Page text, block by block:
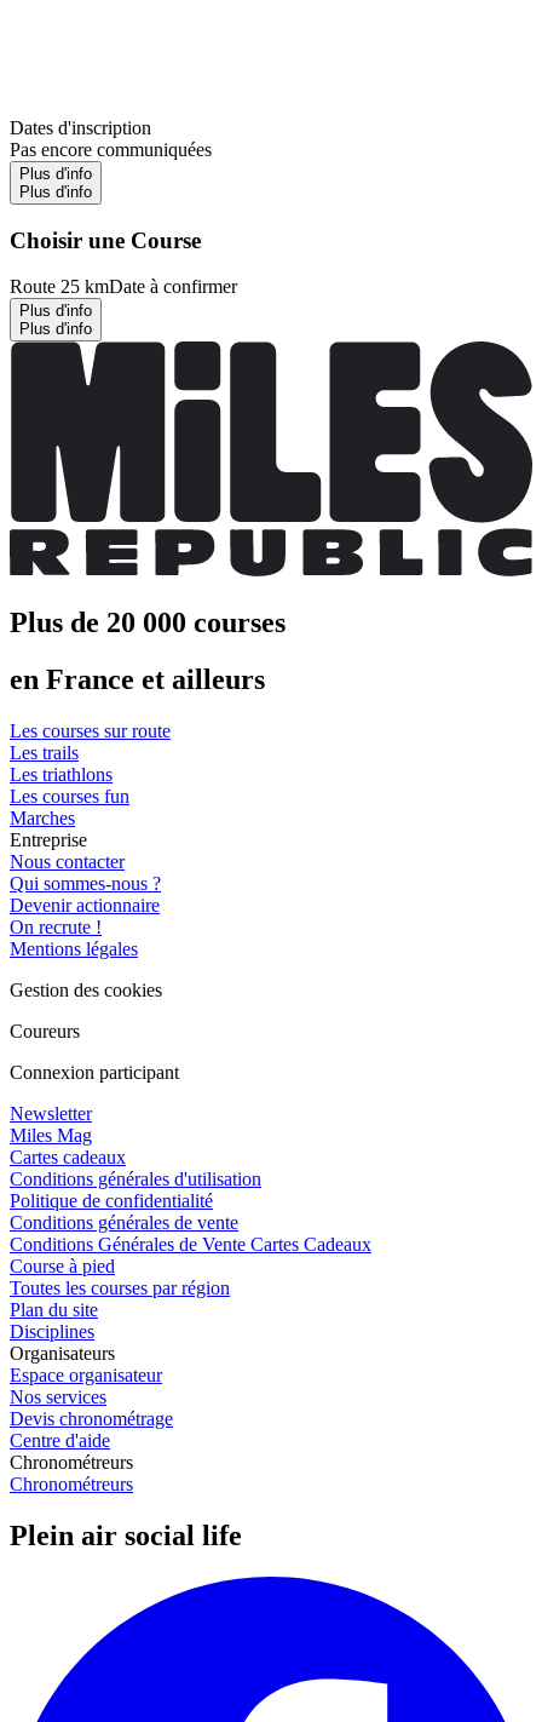
Dates d'inscription
Pas encore communiquées
Plus d'info
Plus d'info
Choisir une Course
Route 25 kmDate à confirmer
Plus d'info
Plus d'info
Plus de 20 000 courses
en France et ailleurs
Les courses sur route
Les trails
Les triathlons
Les courses fun
Marches
Entreprise
Nous contacter
Qui sommes-nous ?
Devenir actionnaire
On recrute !
Mentions légales
Gestion des cookies
Coureurs
Connexion participant
Newsletter
Miles Mag
Cartes cadeaux
Conditions générales d'utilisation
Politique de confidentialité
Conditions générales de vente
Conditions Générales de Vente Cartes Cadeaux
Course à pied
Toutes les courses par région
Plan du site
Disciplines
Organisateurs
Espace organisateur
Nos services
Devis chronométrage
Centre d'aide
Chronométreurs
Chronométreurs
Plein air social life